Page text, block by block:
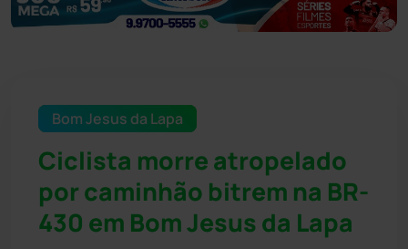
Bom Jesus da Lapa
Ciclista morre atropelado
por caminhão bitrem na BR-
430 em Bom Jesus da Lapa